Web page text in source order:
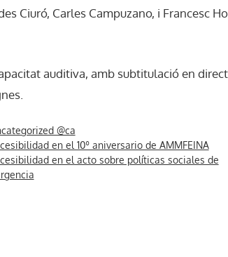
Ciuró, Carles Campuzano, i Francesc
auditiva, amb subtitulació en
@ca
en el 10º aniversario de AMMFEINA
en el acto sobre políticas sociales de